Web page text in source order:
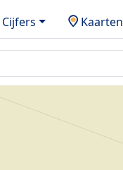
Cijfers Kaarten